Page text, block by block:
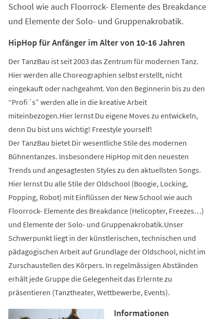
School wie auch Floorrock- Elemente des Breakdance
und Elemente der Solo- und Gruppenakrobatik.
HipHop für Anfänger im Alter von 10-16 Jahren
Der TanzBau ist seit 2003 das Zentrum für modernen Tanz.
Hier werden alle Choreographien selbst erstellt, nicht
eingekauft oder nachgeahmt. Von den Beginnerin bis zu den
“Profi´s” werden alle in die kreative Arbeit
miteinbezogen.Hier lernst Du eigene Moves zu entwickeln,
denn Du bist uns wichtig! Freestyle yourself!
Der TanzBau bietet Dir wesentliche Stile des modernen
Bühnentanzes. Insbesondere HipHop mit den neuesten
Trends und angesagtesten Styles zu den aktuellsten Songs.
Hier lernst Du alle Stile der Oldschool (Boogie, Locking,
Popping, Robot) mit Einflüssen der New School wie auch
Floorrock- Elemente des Breakdance (Helicopter, Freezes…)
und Elemente der Solo- und Gruppenakrobatik.Unser
Schwerpunkt liegt in der künstlerischen, technischen und
pädagogischen Arbeit auf Grundlage der Oldschool, nicht im
Zurschaustellen des Körpers. In regelmässigen Abständen
erhält jede Gruppe die Gelegenheit das Erlernte zu
präsentieren (Tanztheater, Wettbewerbe, Events).
Informationen